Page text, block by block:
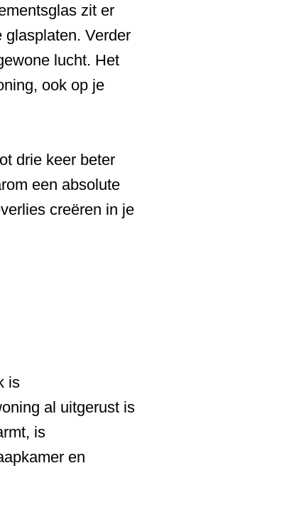
zit er
glasplaten. Verder
lucht. Het
ook op je
drie keer beter
een absolute
creëren in je
is
al uitgerust is
is
en